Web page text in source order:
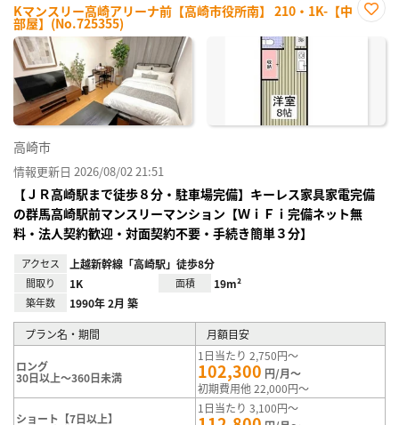
Kマンスリー高崎アリーナ前【高崎市役所南】 210・1K-【中
部屋】(No.725355)
に入
高崎市
情報更新日 2026/08/02 21:51
【ＪＲ高崎駅まで徒歩８分・駐車場完備】キーレス家具家電完備
の群馬高崎駅前マンスリーマンション【ＷｉＦｉ完備ネット無
料・法人契約歓迎・対面契約不要・手続き簡単３分】
アクセス 上越新幹線「高崎駅」徒歩8分
間取り 1K 面積 19m²
築年数 1990年 2月 築
プラン名・期間 月額目安
ロング
30日以上～360日未満
1日当たり 2,750円～
102,300 円/月～
初期費用他 22,000円～
ショート【7日以上】
1日当たり 3,100円～